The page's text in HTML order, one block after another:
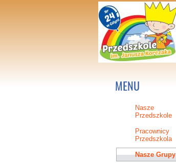
MENU
Nasze
Przedszkole
Pracownicy
Przedszkola
Nasze Grupy